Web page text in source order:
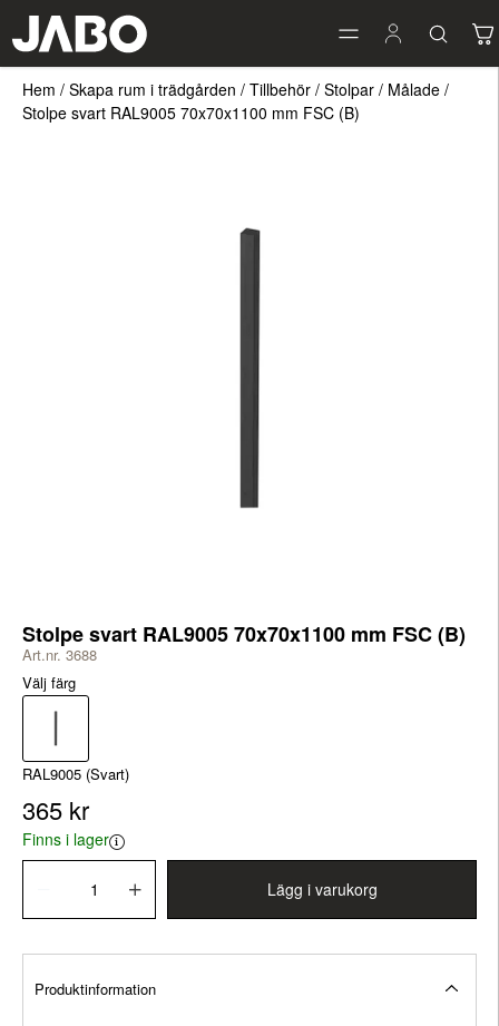
Hem / Skapa rum i trädgården / Tillbehör / Stolpar / Målade /
Stolpe svart RAL9005 70x70x1100 mm FSC (B)
Stolpe svart RAL9005 70x70x1100 mm FSC (B)
Art.nr. 3688
Välj färg
RAL9005 (Svart)
365 kr
Finns i lager
Lägg i varukorg
Produktinformation